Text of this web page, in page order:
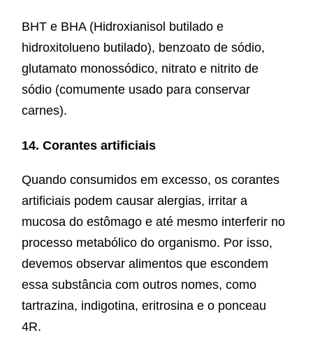
BHT e BHA (Hidroxianisol butilado e
hidroxitolueno butilado), benzoato de sódio,
glutamato monossódico, nitrato e nitrito de
sódio (comumente usado para conservar
carnes).
14. Corantes artificiais
Quando consumidos em excesso, os corantes
artificiais podem causar alergias, irritar a
mucosa do estômago e até mesmo interferir no
processo metabólico do organismo. Por isso,
devemos observar alimentos que escondem
essa substância com outros nomes, como
tartrazina, indigotina, eritrosina e o ponceau
4R.